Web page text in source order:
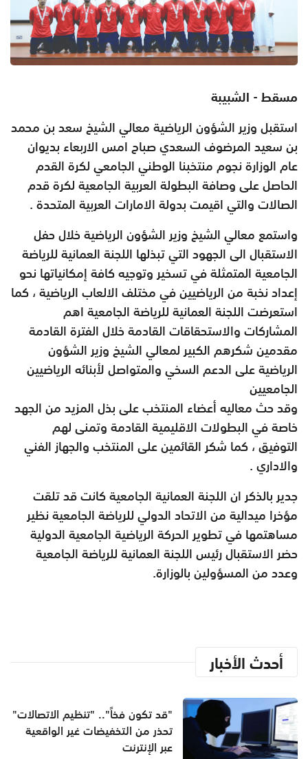
مسقط - الشبيبة
استقبل وزير الشؤون الرياضية معالي الشيخ سعد بن محمد
بن سعيد المرضوف السعدي صباح امس الاربعاء بديوان
عام الوزارة نجوم منتخبنا الوطني الجامعي لكرة القدم
الحاصل على وصافة البطولة العربية الجامعية لكرة قدم
الصالات والتي اقيمت بدولة الامارات العربية المتحدة .
واستمع معالي الشيخ وزير الشؤون الرياضية خلال حفل
الاستقبال الى الجهود التي تبذلها اللجنة العمانية للرياضة
الجامعية المتمثلة في تسخير وتوجيه كافة إمكانياتها نحو
إعداد نخبة من الرياضيين في مختلف الالعاب الرياضية ، كما
استعرضت اللجنة العمانية للرياضة الجامعية اهم
المشاركات والاستحقاقات القادمة خلال الفترة القادمة
مقدمين شكرهم الكبير لمعالي الشيخ وزير الشؤون
الرياضية على الدعم السخي والمتواصل لأبنائه الرياضيين
الجامعيين
وقد حث معاليه أعضاء المنتخب على بذل المزيد من الجهد
خاصة في البطولات الاقليمية القادمة وتمنى لهم
التوفيق ، كما شكر القائمين على المنتخب والجهاز الفني
والاداري .
جدير بالذكر ان اللجنة العمانية الجامعية كانت قد تلقت
مؤخرا ميدالية من الاتحاد الدولي للرياضة الجامعية نظير
مساهتمها في تطوير الحركة الرياضية الجامعية الدولية
حضر الاستقبال رئيس اللجنة العمانية للرياضة الجامعية
وعدد من المسؤولين بالوزارة.
أحدث الأخبار
"قد تكون فخاً".. "تنظيم الاتصالات"
تحذر من التخفيضات غير الواقعية
عبر الإنترنت